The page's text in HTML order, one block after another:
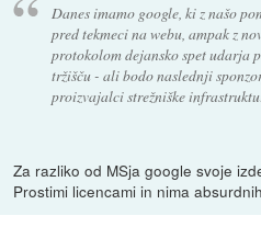
Danes imamo google, ki z našo
pred tekmeci na webu, ampak z
protokolom dejansko spet udarja
tržišču - ali bodo naslednji
proizvajalci strežniške
Za razliko od MSja google svoje
Prostimi licencami in nima